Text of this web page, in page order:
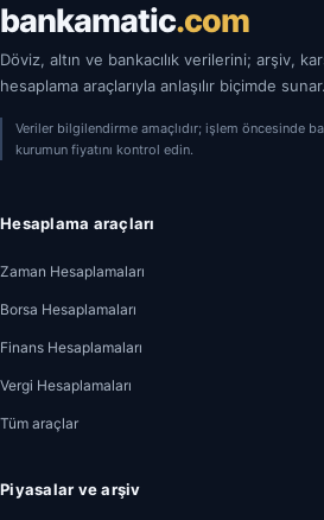
bankamatic.com
Döviz, altın ve bankacılık verilerini; arşiv,
hesaplama araçlarıyla anlaşılır biçimde sunar.
Veriler bilgilendirme amaçlıdır; işlem öncesinde
kurumun fiyatını kontrol edin.
Hesaplama araçları
Zaman Hesaplamaları
Borsa Hesaplamaları
Finans Hesaplamaları
Vergi Hesaplamaları
Tüm araçlar
Piyasalar ve arşiv